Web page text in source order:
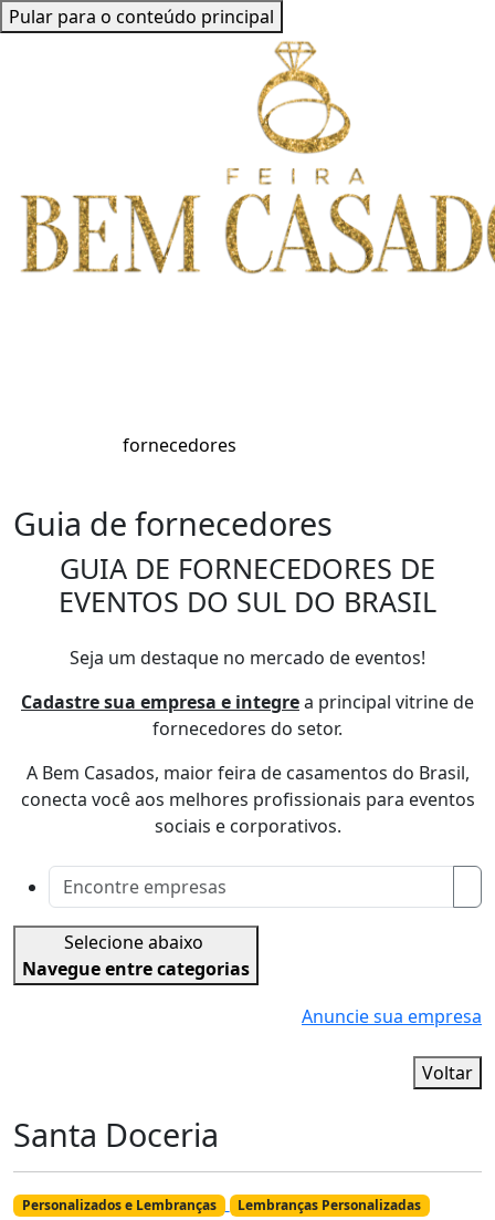
Pular para o conteúdo principal
fornecedores
Guia de fornecedores
GUIA DE FORNECEDORES DE
EVENTOS DO SUL DO BRASIL
Seja um destaque no mercado de eventos!
Cadastre sua empresa e integrea principal vitrine de
fornecedores do setor.
A Bem Casados, maior feira de casamentos do Brasil,
conecta você aos melhores profissionais para eventos
sociais e corporativos.
Selecione abaixo
Navegue entre categorias
Anuncie sua empresa
Voltar
Santa Doceria
Personalizados e Lembranças
Lembranças Personalizadas